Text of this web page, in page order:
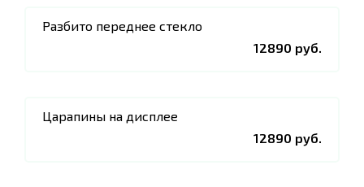
Разбито переднее стекло
12890 руб.
Царапины на дисплее
12890 руб.